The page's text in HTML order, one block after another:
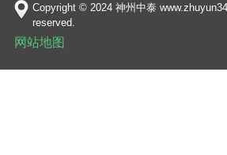
Copyright © 2024 神州中泰
reserved.
网站地图